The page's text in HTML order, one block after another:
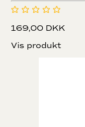
169,00 DKK
Vis produkt